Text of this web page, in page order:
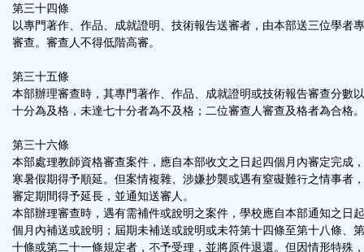
第三十四條
以專門著作、作品、成就證明、技術報告送審者，由本部送三位學者
審查。審查人不得低階高審。
第三十五條
本部辦理審查時，其專門著作、作品、成就證明或技術報告審查分數
十分為及格，未達七十分者為不及格；二位審查人審查及格者為合格。
第三十六條
本部處理教師資格審查案件，應自本部收文之日起四個月內審定完成
寒暑假期得予順延。但案情複雜、涉嫌抄襲或遇有窒礙難行之情事者
審定期間得予延長，並通知送審人。
本部辦理審查時，遇有需補件或說明之案件，學校應自本部通知之日
個月內補送或說明；屆期未補送或說明或未符第十四條至第十八條、
十條或第二十一條規定者，不予受理，並將原件退還。但因情形特殊